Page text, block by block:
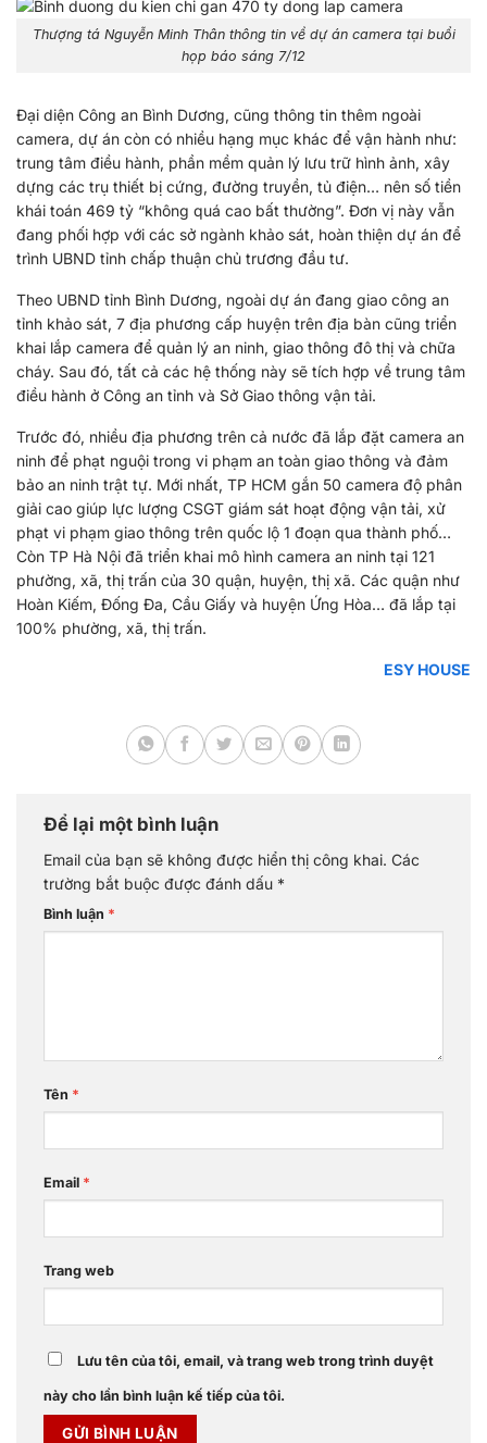
Thượng tá Nguyễn Minh Thân thông tin về dự án camera tại buổi
họp báo sáng 7/12
Đại diện Công an Bình Dương, cũng thông tin thêm ngoài
camera, dự án còn có nhiều hạng mục khác để vận hành như:
trung tâm điều hành, phần mềm quản lý lưu trữ hình ảnh, xây
dựng các trụ thiết bị cứng, đường truyền, tủ điện… nên số tiền
khái toán 469 tỷ “không quá cao bất thường”. Đơn vị này vẫn
đang phối hợp với các sở ngành khảo sát, hoàn thiện dự án để
trình UBND tỉnh chấp thuận chủ trương đầu tư.
Theo UBND tỉnh Bình Dương, ngoài dự án đang giao công an
tỉnh khảo sát, 7 địa phương cấp huyện trên địa bàn cũng triển
khai lắp camera để quản lý an ninh, giao thông đô thị và chữa
cháy. Sau đó, tất cả các hệ thống này sẽ tích hợp về trung tâm
điều hành ở Công an tỉnh và Sở Giao thông vận tải.
Trước đó, nhiều địa phương trên cả nước đã lắp đặt camera an
ninh để phạt nguội trong vi phạm an toàn giao thông và đảm
bảo an ninh trật tự. Mới nhất, TP HCM gắn 50 camera độ phân
giải cao giúp lực lượng CSGT giám sát hoạt động vận tải, xử
phạt vi phạm giao thông trên quốc lộ 1 đoạn qua thành phố…
Còn TP Hà Nội đã triển khai mô hình camera an ninh tại 121
phường, xã, thị trấn của 30 quận, huyện, thị xã. Các quận như
Hoàn Kiếm, Đống Đa, Cầu Giấy và huyện Ứng Hòa… đã lắp tại
100% phường, xã, thị trấn.
ESY HOUSE
Để lại một bình luận
Email của bạn sẽ không được hiển thị công khai. Các
trường bắt buộc được đánh dấu *
Bình luận *
Tên *
Email *
Trang web
Lưu tên của tôi, email, và trang web trong trình duyệt
này cho lần bình luận kế tiếp của tôi.